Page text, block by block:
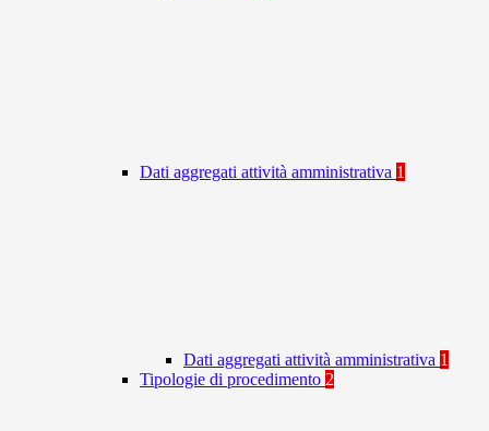
Dati aggregati attività amministrativa 1
Dati aggregati attività amministrativa 1
Tipologie di procedimento 2